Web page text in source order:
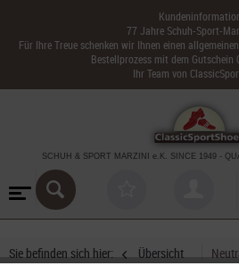
77 Jahre Schuh-Sport-
Für Ihre Treue schenken wir Ihnen einen
Bestellprozess mit dem Gutschein
Ihr Team von
SCHUH & SPORT MARZINI e.K. SINCE 1949 -
Sie befinden sich hier: Übersicht